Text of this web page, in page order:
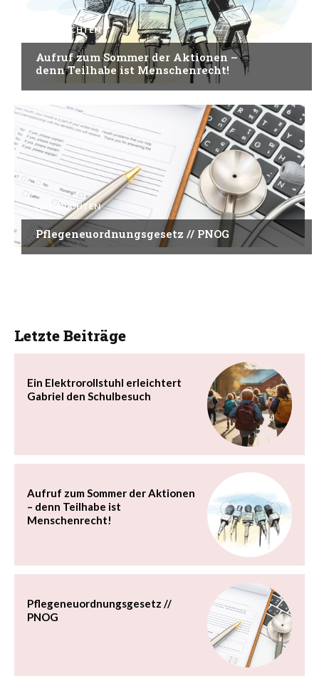
NACHRICHTEN
Aufruf zum Sommer der Aktionen –
denn Teilhabe ist Menschenrecht!
NACHRICHTEN
Pflegeneuordnungsgesetz // PNOG
Letzte Beiträge
Ein Elektrorollstuhl erleichtert
Gabriel den Schulbesuch
Aufruf zum Sommer der Aktionen
– denn Teilhabe ist
Menschenrecht!
Pflegeneuordnungsgesetz //
PNOG